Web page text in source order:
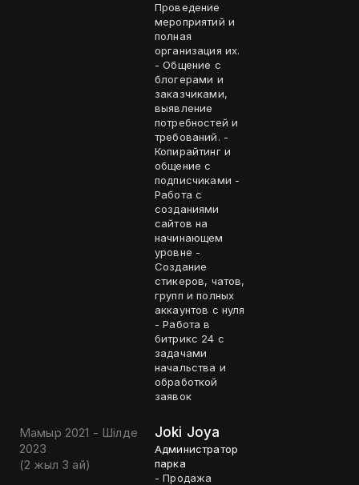
Проведение
мероприятий и
полная
организация их.
- Общение с
блогерами и
заказчиками,
выявление
потребностей и
требований. -
Копирайтинг и
общение с
подписчиками -
Работа с
созданиями
сайтов на
начинающем
уровне -
Создание
стикеров, чатов,
групп и полных
аккаунтов с нуля
- Работа в
битрикс 24 с
задачами
начальства и
обработкой
заявок
Мамыр 2021 - Шілде
2023
(2 жыл 3 ай)
Joki Joya
Администратор
парка
- Продажа